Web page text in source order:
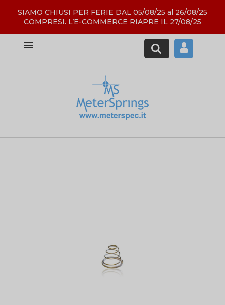
SIAMO CHIUSI PER FERIE DAL 05/08/25 al 26/08/25
COMPRESI. L’E-COMMERCE RIAPRE IL 27/08/25
